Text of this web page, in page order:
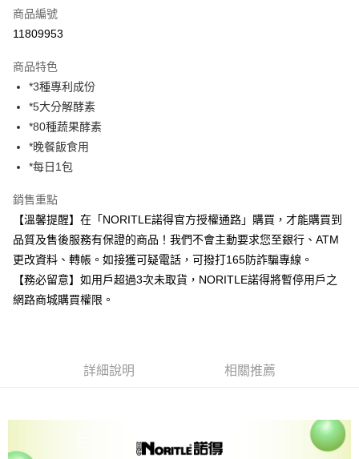
每筆NT$60，滿NT$999(含以上)免運費
付款後萊爾富取貨
每筆NT$60，滿NT$999(含以上)免運費
7-11取貨付款
每筆NT$60，滿NT$999(含以上)免運費
付款後7-11取貨
每筆NT$60，滿NT$999(含以上)免運費
宅配
每筆NT$100，滿NT$999(含以上)免運費
商品編號
11809953
商品特色
*3種專利成份
*5大分解酵素
*80種蔬果酵素
*晚餐飯食用
*每日1包
銷售重點
【溫馨提醒】在「NORITLE諾得官方授權通路」購買，才能購買到
品質及售後服務有保證的商品！我們不會主動要求您至銀行、ATM
更改資料、轉帳。如接獲可疑電話，可撥打165防詐騙專線。
【務必留意】如用戶超過3次未取貨，NORITLE諾得將暫停用戶之
網路商城購買權限。
詳細說明 相關推薦